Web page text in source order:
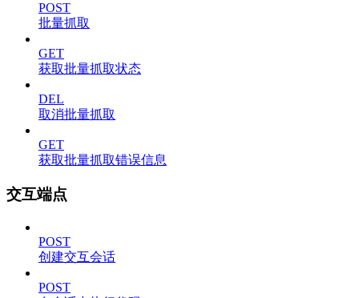
POST
批量抓取
GET
获取批量抓取状态
DEL
取消批量抓取
GET
获取批量抓取错误信息
交互端点
POST
创建交互会话
POST